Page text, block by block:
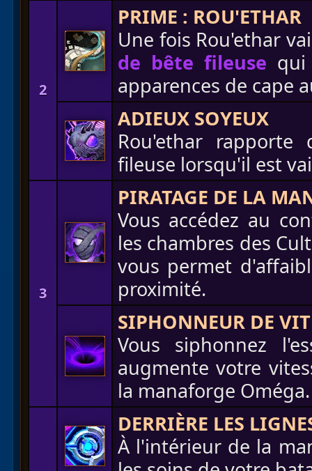
2
PRIME : ROU'ETHAR
Une fois Rou'ethar
de bête fileuse
apparences de cape
ADIEUX SOYEUX
Rou'ethar
fileuse lorsqu'il est
3
PIRATAGE DE LA
Vous accédez au
les chambres des
vous permet
proximité.
SIPHONNEUR DE
Vous siphonnez
augmente votre
la manaforge Oméga.
DERRIÈRE LES
À l'intérieur de la